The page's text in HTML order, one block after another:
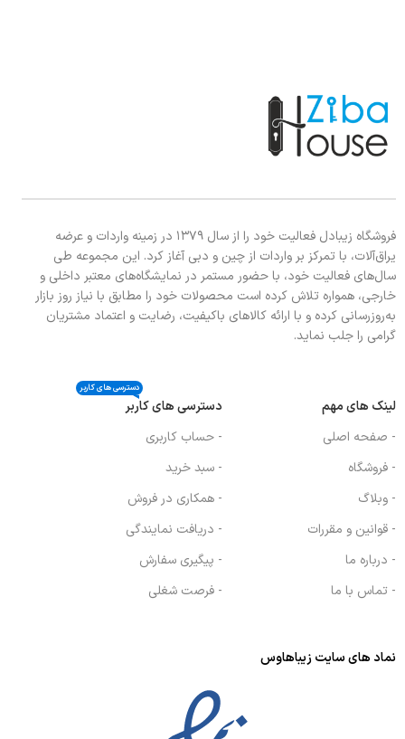
فروشگاه زیبادل فعالیت خود را از سال ۱۳۷۹ در زمینه واردات و عرضه
یراق‌آلات، با تمرکز بر واردات از چین و دبی آغاز کرد. این مجموعه طی
سال‌های فعالیت خود، با حضور مستمر در نمایشگاه‌های معتبر داخلی و
خارجی، همواره تلاش کرده است محصولات خود را مطابق با نیاز روز بازار
به‌روزرسانی کرده و با ارائه کالاهای باکیفیت، رضایت و اعتماد مشتریان
گرامی را جلب نماید.
لینک های مهم
- صفحه اصلی
- فروشگاه
- وبلاگ
- قوانین و مقررات
- درباره ما
- تماس با ما
دسترسی های کاربر
دسترسی های کاربر
- حساب کاربری
- سبد خرید
- همکاری در فروش
- دریافت نمایندگی
- پیگیری سفارش
- فرصت شغلی
نماد های سایت زیباهاوس